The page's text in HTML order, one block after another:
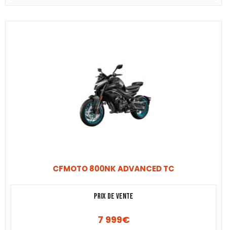
CFMOTO 800NK ADVANCED TC
Prix de vente
7 999€